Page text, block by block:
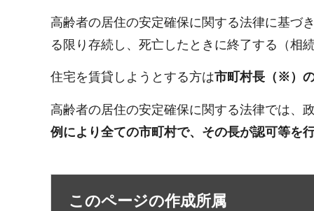
高齢者の居住の安定確保に関する法律に基づ
る限り存続し、死亡したときに終了する（相
住宅を賃貸しようとする方は市町村長（※）
高齢者の居住の安定確保に関する法律では、
例により全ての市町村で、その長が認可等を
このページの作成所属